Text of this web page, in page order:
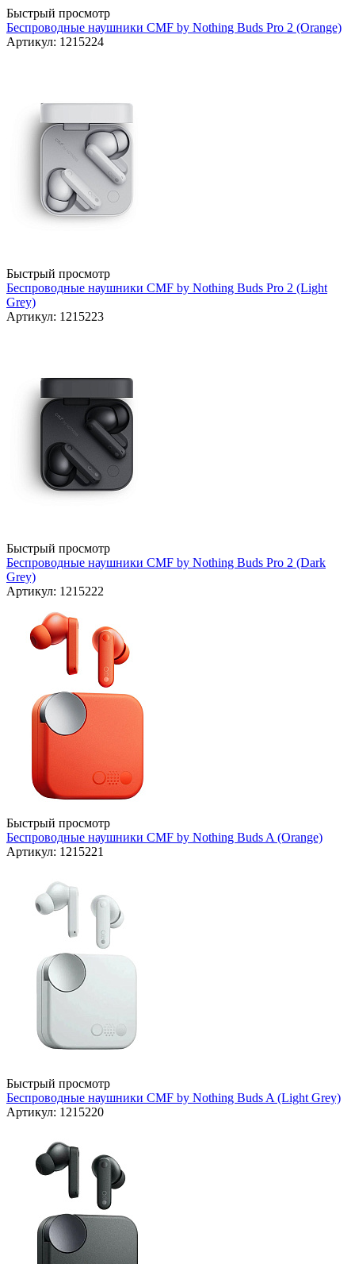
Быстрый просмотр
Беспроводные наушники CMF by Nothing Buds Pro 2 (Orange)
Артикул: 1215224
Быстрый просмотр
Беспроводные наушники CMF by Nothing Buds Pro 2 (Light
Grey)
Артикул: 1215223
Быстрый просмотр
Беспроводные наушники CMF by Nothing Buds Pro 2 (Dark
Grey)
Артикул: 1215222
Быстрый просмотр
Беспроводные наушники CMF by Nothing Buds A (Orange)
Артикул: 1215221
Быстрый просмотр
Беспроводные наушники CMF by Nothing Buds A (Light Grey)
Артикул: 1215220